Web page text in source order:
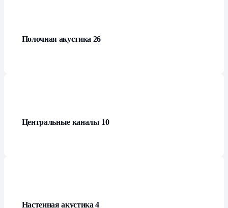
Полочная акустика 26
Центральные каналы 10
Настенная акустика4